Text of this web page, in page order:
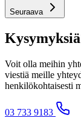
Seuraava
Voit olla meihin
viestiä meille
henkilökohtaisesti
03 733 9183